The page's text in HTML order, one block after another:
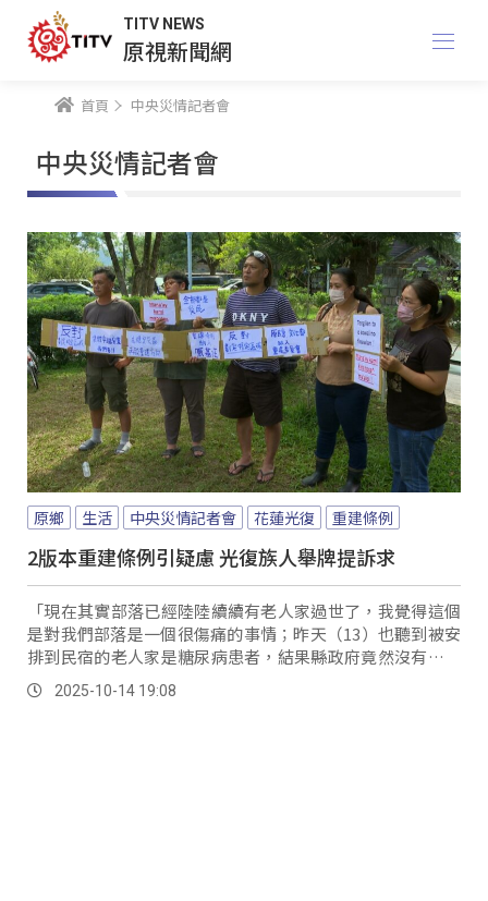
TITV NEWS
原視新聞網
首頁 中央災情記者會
中央災情記者會
原鄉 生活 中央災情記者會 花蓮光復 重建條例
2版本重建條例引疑慮 光復族人舉牌提訴求
「現在其實部落已經陸陸續續有老人家過世了，我覺得這個
是對我們部落是一個很傷痛的事情；昨天（13）也聽到被安
排到民宿的老人家是糖尿病患者，結果縣政府竟然沒有給他
們晚餐，是在家族群組求救才去處理了，我覺得這就是我們
非常需要集體的中繼安置，能不能趕快到部落裡面去溝通？
2025-10-14 19:08